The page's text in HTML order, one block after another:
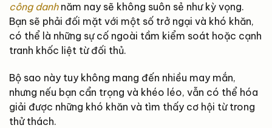
công danhnăm nay sẽ không suôn sẻ như kỳ vọng.
Bạn sẽ phải đối mặt với một số trở ngại và khó khăn,
có thể là những sự cố ngoài tầm kiểm soát hoặc cạnh
tranh khốc liệt từ đối thủ.
Bộ sao này tuy không mang đến nhiều may mắn,
nhưng nếu bạn cẩn trọng và khéo léo, vẫn có thể hóa
giải được những khó khăn và tìm thấy cơ hội từ trong
thử thách.